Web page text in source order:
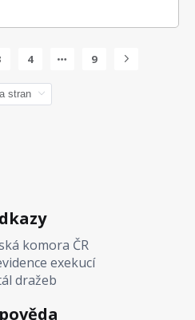
4 9
komora ČR
exekucí
dražeb